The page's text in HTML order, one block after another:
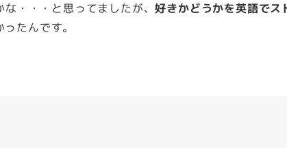
・・・と思ってましたが、好きかどうかを英語でス
たんです。